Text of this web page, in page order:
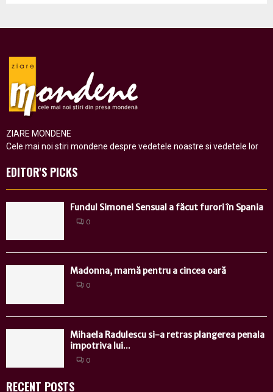
ZIARE MONDENE
Cele mai noi stiri mondene despre vedetele noastre si vedetele lor
EDITOR'S PICKS
Fundul Simonei Sensual a făcut furori în Spania
0
Madonna, mamă pentru a cincea oară
0
Mihaela Radulescu si-a retras plangerea penala
impotriva lui...
0
RECENT POSTS